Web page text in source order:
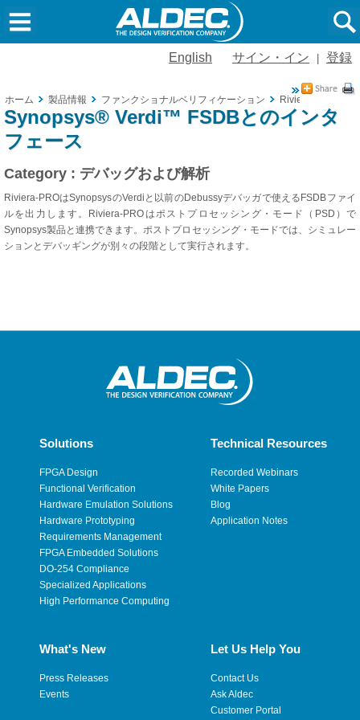
English サイン・イン 登録
ホーム 製品情報 ファンクショナルベリフィケーション Riviera-PRO
Synopsys® Verdi™ FSDBとのインタ
フェース
Category : デバッグおよび解析
Riviera-PROはSynopsysのVerdiと以前のDebussyデバッガで使えるFSDBファイ
ルを出力します。Riviera-PROはポストプロセッシング・モード（PSD）で
Synopsys製品と連携できます。ポストプロセッシング・モードでは、シミュレー
ションとデバッギングが別々の段階として実行されます。
Solutions
FPGA Design
Functional Verification
Hardware Emulation Solutions
Hardware Prototyping
Requirements Management
FPGA Embedded Solutions
DO-254 Compliance
Specialized Applications
High Performance Computing
Technical Resources
Recorded Webinars
White Papers
Blog
Application Notes
What's New
Press Releases
Events
Let Us Help You
Contact Us
Ask Aldec
Customer Portal